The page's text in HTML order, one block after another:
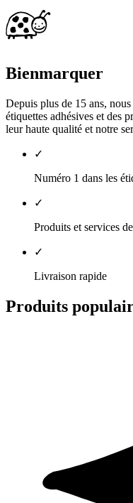
Bienmarquer
Depuis plus de 15 ans,
étiquettes adhésives et des
leur haute qualité et notre
✓
Numéro 1 dans les
✓
Produits et services
✓
Livraison rapide
Produits